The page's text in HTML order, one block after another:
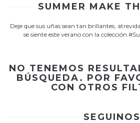
SUMMER MAKE
Deje que sus uñas sean tan brillantes,
se siente este verano con la colección
NO TENEMOS
BÚSQUEDA. POR
CON OTROS
SEGUINOS